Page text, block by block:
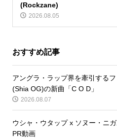
(Rockzane)
2026.08.05
おすすめ記事
アングラ・ラップ界を牽引する
(Shia OG)の新曲「C O D」
2026.08.07
ウシャ・ウタップ x ソヌー・ニ
PR動画